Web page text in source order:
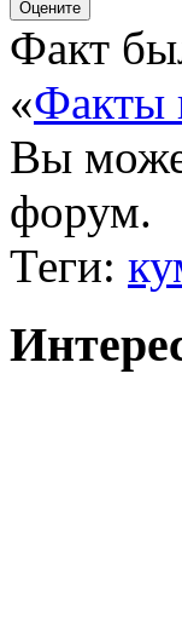
Факт
«Факты
Вы
форум.
Теги: